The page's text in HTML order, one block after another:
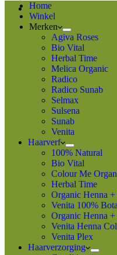
Home
Winkel
Merken
Agiva Roses
Bio Vital
Herbal Time
Melica Organic
Radico
Radico Sunab
Selmax
Sulsena
Sunab
Venita
Haarverf
100% Natural
Bio Vital
Colour Me
Herbal Time
Organic Henna
Venita 100%
Organic Henna
Venita Henna
Venita Plex
Haarverzorging